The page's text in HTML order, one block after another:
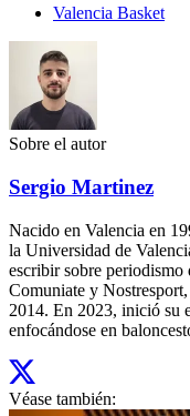
Valencia Basket
Sobre el autor
Sergio Martinez
Nacido en Valencia en
la Universidad de
escribir sobre
Comuniate y
2014. En 2023, inició su
enfocándose en
Véase también: